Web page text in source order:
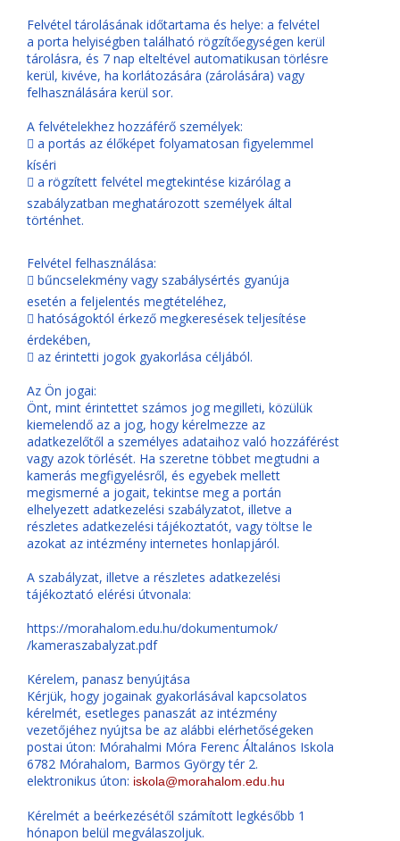
Felvétel tárolásának időtartama és helye: a felvétel
a porta helyiségben található rögzítőegységen kerül
tárolásra, és 7 nap elteltével automatikusan törlésre
kerül, kivéve, ha korlátozására (zárolására) vagy
felhasználására kerül sor.
A felvételekhez hozzáférő személyek:
 a portás az élőképet folyamatosan figyelemmel
kíséri
 a rögzített felvétel megtekintése kizárólag a
szabályzatban meghatározott személyek által
történhet.
Felvétel felhasználása:
 bűncselekmény vagy szabálysértés gyanúja
esetén a feljelentés megtételéhez,
 hatóságoktól érkező megkeresések teljesítése
érdekében,
 az érintetti jogok gyakorlása céljából.
Az Ön jogai:
Önt, mint érintettet számos jog megilleti, közülük
kiemelendő az a jog, hogy kérelmezze az
adatkezelőtől a személyes adataihoz való hozzáférést
vagy azok törlését. Ha szeretne többet megtudni a
kamerás megfigyelésről, és egyebek mellett
megismerné a jogait, tekintse meg a portán
elhelyezett adatkezelési szabályzatot, illetve a
részletes adatkezelési tájékoztatót, vagy töltse le
azokat az intézmény internetes honlapjáról.
A szabályzat, illetve a részletes adatkezelési
tájékoztató elérési útvonala:
https://morahalom.edu.hu/dokumentumok/
/kameraszabalyzat.pdf
Kérelem, panasz benyújtása
Kérjük, hogy jogainak gyakorlásával kapcsolatos
kérelmét, esetleges panaszát az intézmény
vezetőjéhez nyújtsa be az alábbi elérhetőségeken
postai úton: Mórahalmi Móra Ferenc Általános Iskola
6782 Mórahalom, Barmos György tér 2.
elektronikus úton: iskola@morahalom.edu.hu
Kérelmét a beérkezésétől számított legkésőbb 1
hónapon belül megválaszoljuk.